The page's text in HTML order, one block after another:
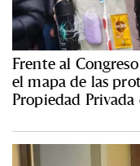
Frente al
el mapa de las
Propiedad